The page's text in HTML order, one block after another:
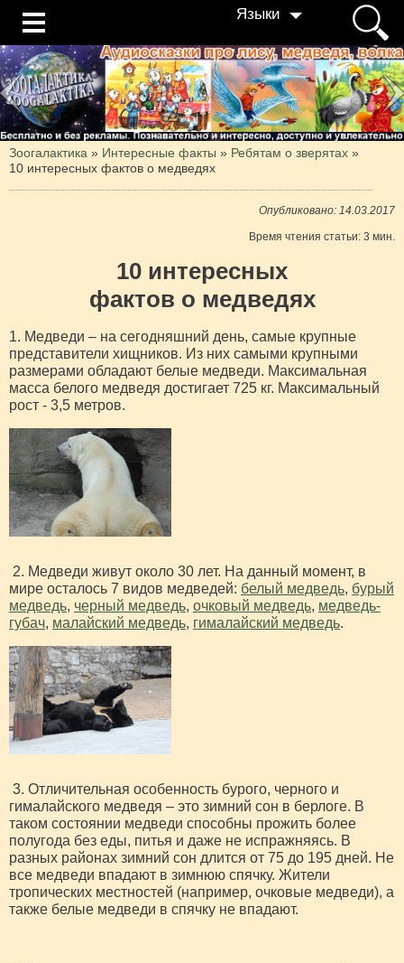
Языки
Зоогалактика » Интересные факты » Ребятам о зверятах »
10 интересных фактов о медведях
Опубликовано: 14.03.2017
Время чтения статьи: 3 мин.
10 интересных
фактов о медведях
1. Медведи – на сегодняшний день, самые крупные
представители хищников. Из них самыми крупными
размерами обладают белые медведи. Максимальная
масса белого медведя достигает 725 кг. Максимальный
рост - 3,5 метров.
2. Медведи живут около 30 лет. На данный момент, в
мире осталось 7 видов медведей: белый медведь, бурый
медведь, черный медведь, очковый медведь, медведь-
губач, малайский медведь, гималайский медведь.
3. Отличительная особенность бурого, черного и
гималайского медведя – это зимний сон в берлоге. В
таком состоянии медведи способны прожить более
полугода без еды, питья и даже не испражняясь. В
разных районах зимний сон длится от 75 до 195 дней. Не
все медведи впадают в зимнюю спячку. Жители
тропических местностей (например, очковые медведи), а
также белые медведи в спячку не впадают.